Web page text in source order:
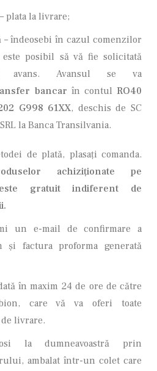
plata la livrare;
îndeosebi în cazul comenzilor
este posibil să vă fie solicitată
avans. Avansul se va
bancar în contulRO40
G998 61XX, deschis de SC
la Banca Transilvania.
de plată, plasaţi comanda.
achiziționate pe
este gratuit indiferent de
un e-mail de confirmare a
şi factura proforma generată
în maxim 24 de ore de către
care vă va oferi toate
livrare.
la dumneavoastră prin
ambalat într-un colet care